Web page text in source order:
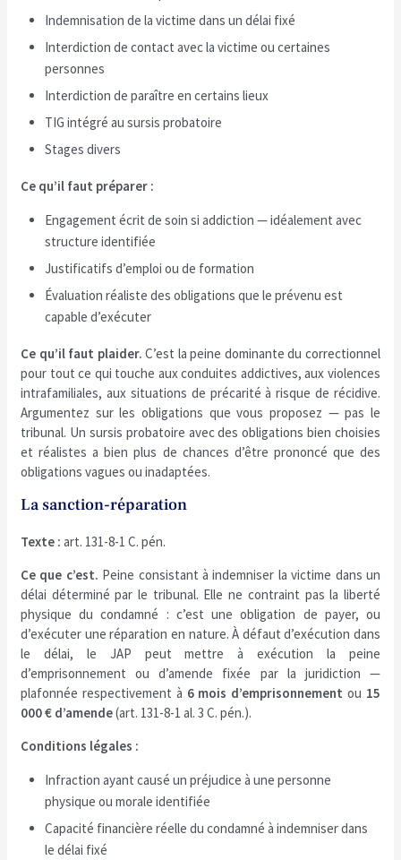
Indemnisation de la victime dans un délai fixé
Interdiction de contact avec la victime ou certaines
personnes
Interdiction de paraître en certains lieux
TIG intégré au sursis probatoire
Stages divers
Ce qu’il faut préparer :
Engagement écrit de soin si addiction — idéalement avec
structure identifiée
Justificatifs d’emploi ou de formation
Évaluation réaliste des obligations que le prévenu est
capable d’exécuter
Ce qu’il faut plaider. C’est la peine dominante du correctionnel
pour tout ce qui touche aux conduites addictives, aux violences
intrafamiliales, aux situations de précarité à risque de récidive.
Argumentez sur les obligations que vous proposez — pas le
tribunal. Un sursis probatoire avec des obligations bien choisies
et réalistes a bien plus de chances d’être prononcé que des
obligations vagues ou inadaptées.
La sanction-réparation
Texte : art. 131-8-1 C. pén.
Ce que c’est. Peine consistant à indemniser la victime dans un
délai déterminé par le tribunal. Elle ne contraint pas la liberté
physique du condamné : c’est une obligation de payer, ou
d’exécuter une réparation en nature. À défaut d’exécution dans
le délai, le JAP peut mettre à exécution la peine
d’emprisonnement ou d’amende fixée par la juridiction —
plafonnée respectivement à 6 mois d’emprisonnement ou 15
000 € d’amende(art. 131-8-1 al. 3 C. pén.).
Conditions légales :
Infraction ayant causé un préjudice à une personne
physique ou morale identifiée
Capacité financière réelle du condamné à indemniser dans
le délai fixé